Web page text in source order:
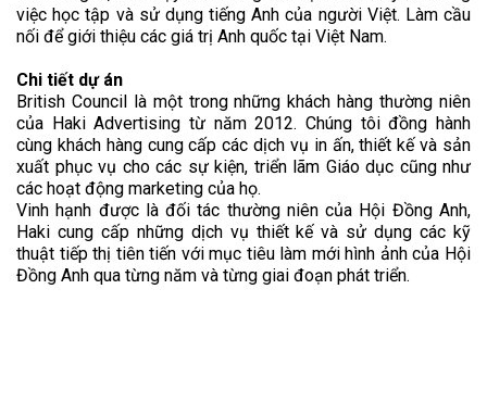
việc học tập và sử dụng tiếng Anh của người Việt. Làm cầu
nối để giới thiệu các giá trị Anh quốc tại Việt Nam.
Chi tiết dự án
British Council là một trong những khách hàng thường niên
của Haki Advertising từ năm 2012. Chúng tôi đồng hành
cùng khách hàng cung cấp các dịch vụ in ấn, thiết kế và sản
xuất phục vụ cho các sự kiện, triển lãm Giáo dục cũng như
các hoạt động marketing của họ.
Vinh hạnh được là đối tác thường niên của Hội Đồng Anh,
Haki cung cấp những dịch vụ thiết kế và sử dụng các kỹ
thuật tiếp thị tiên tiến với mục tiêu làm mới hình ảnh của Hội
Đồng Anh qua từng năm và từng giai đoạn phát triển.